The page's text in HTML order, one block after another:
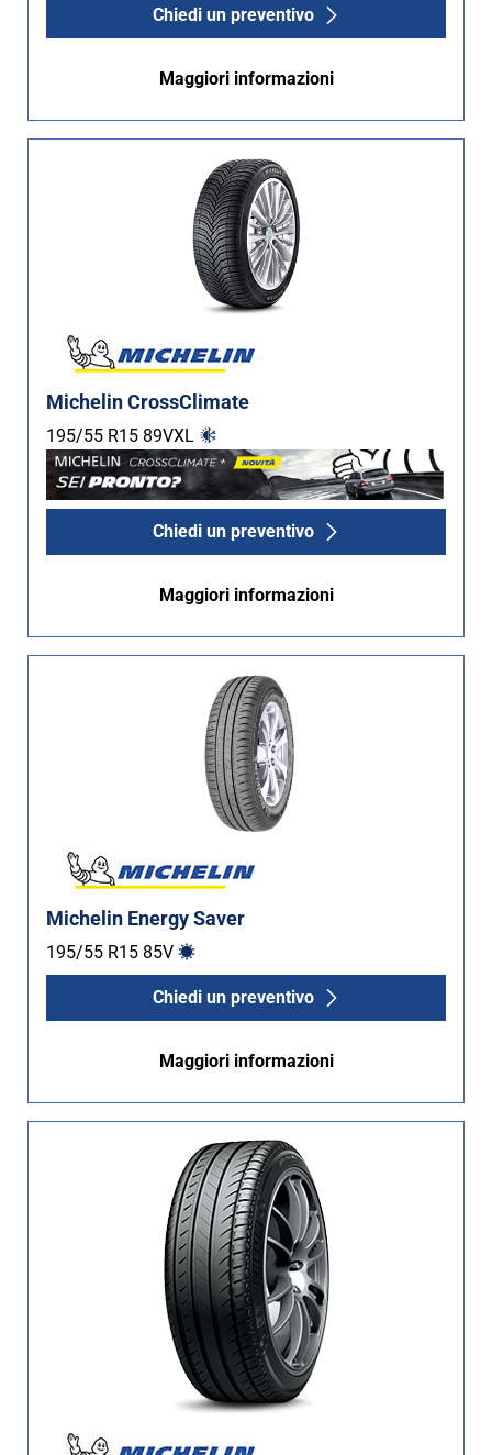
Chiedi un preventivo
Maggiori informazioni
Michelin CrossClimate
195/55 R15 89VXL
Chiedi un preventivo
Maggiori informazioni
Michelin Energy Saver
195/55 R15 85V
Chiedi un preventivo
Maggiori informazioni